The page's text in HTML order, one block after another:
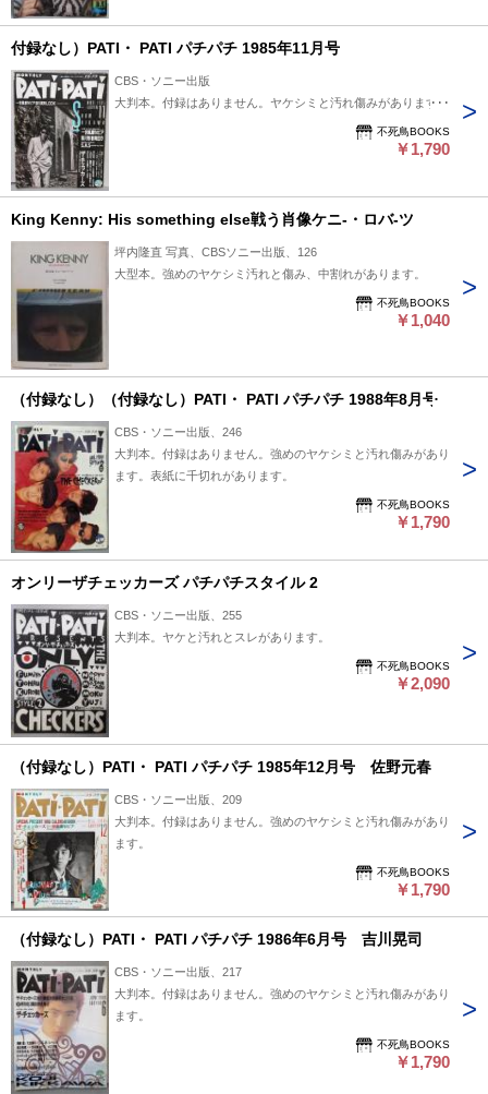
付録なし）PATI・ PATI パチパチ 1985年11月号
CBS・ソニー出版
大判本。付録はありません。ヤケシミと汚れ傷みがあります。
不死鳥BOOKS
￥1,790
King Kenny: His something else戦う肖像ケニ-・ロバ-ツ
坪内隆直 写真、CBSソニー出版、126
大型本。強めのヤケシミ汚れと傷み、中割れがあります。
不死鳥BOOKS
￥1,040
（付録なし）（付録なし）PATI・ PATI パチパチ 1988年8月号
CBS・ソニー出版、246
大判本。付録はありません。強めのヤケシミと汚れ傷みがあり
ます。表紙に千切れがあります。
不死鳥BOOKS
￥1,790
オンリーザチェッカーズ パチパチスタイル 2
CBS・ソニー出版、255
大判本。ヤケと汚れとスレがあります。
不死鳥BOOKS
￥2,090
（付録なし）PATI・ PATI パチパチ 1985年12月号 佐野元春
CBS・ソニー出版、209
大判本。付録はありません。強めのヤケシミと汚れ傷みがあり
ます。
不死鳥BOOKS
￥1,790
（付録なし）PATI・ PATI パチパチ 1986年6月号 吉川晃司
CBS・ソニー出版、217
大判本。付録はありません。強めのヤケシミと汚れ傷みがあり
ます。
不死鳥BOOKS
￥1,790